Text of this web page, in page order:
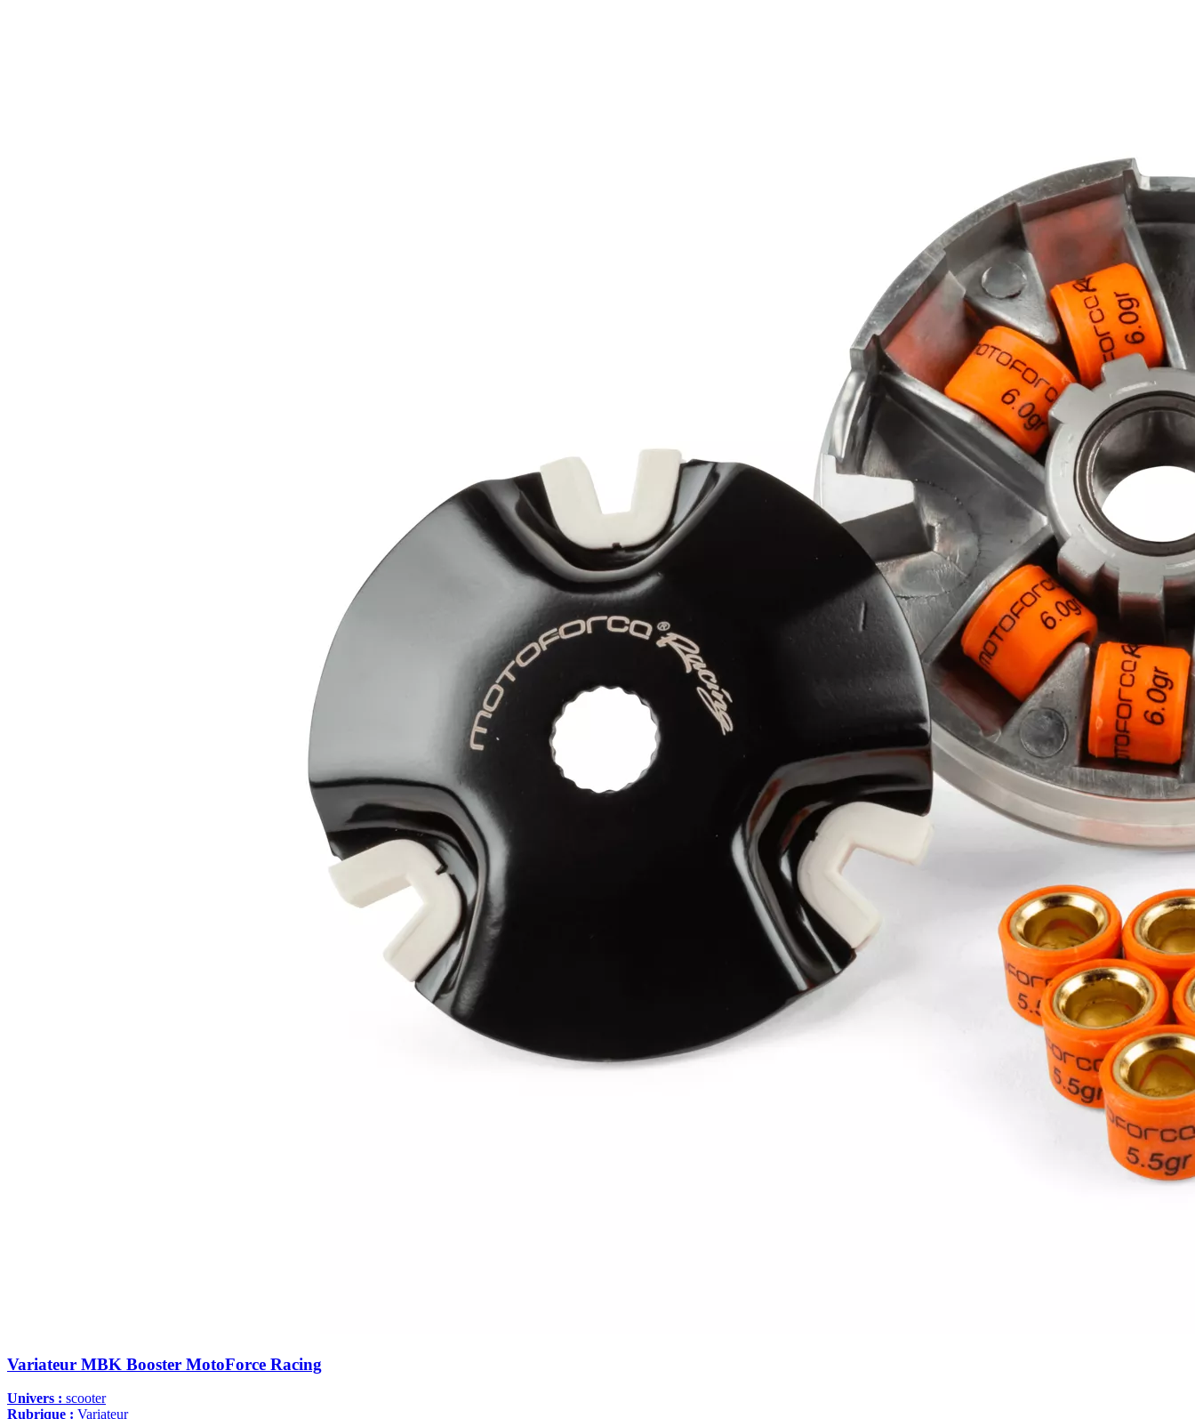
Variateur MBK Booster MotoForce Racing
Univers : scooter
Rubrique : Variateur